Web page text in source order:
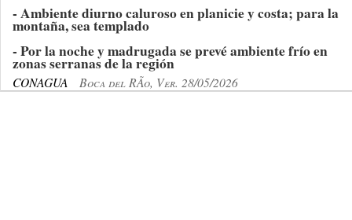
- Ambiente diurno caluroso en planicie y costa; para la
montaña, sea templado
- Por la noche y madrugada se prevé ambiente frío en
zonas serranas de la región
CONAGUA Boca del RÃ­o, Ver. 28/05/2026